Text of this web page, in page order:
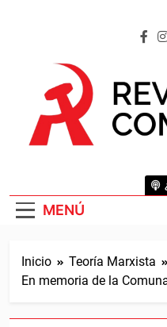
MENÚ
Inicio Teoría Marxista
En memoria de la